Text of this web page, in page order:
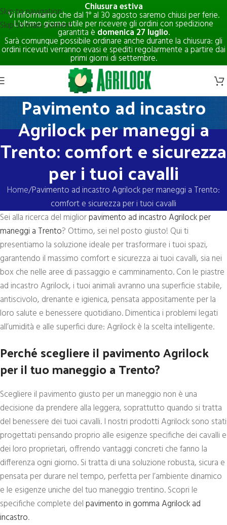
Chiusura estiva
Vi informiamo che dal 1° al 30 agosto saremo chiusi per ferie.
L'ultimo giorno utile per ricevere gli ordini con spedizione
garantita è domenica 27 luglio.
Sarà comunque possibile ordinare anche durante la chiusura: gli
ordini ricevuti verranno evasi e spediti regolarmente a partire dai
primi giorni di settembre.
Skip to navigation
Skip to main content
Pavimento ad incastro
Agrilock per maneggi a
Trento: comfort e sicurezza
per i tuoi cavalli
Home Pavimento ad incastro Agrilock per maneggi a Trento:
comfort e sicurezza per i tuoi cavalli
Sei alla ricerca del migliorpavimento ad incastro Agrilock per
maneggi a Trento? Ottimo, sei nel posto giusto! Qui ti
presentiamo la soluzione ideale per trasformare i tuoi spazi,
garantendo il massimo comfort e sicurezza ai tuoi cavalli, sia nei
box che nelle aree di passaggio e camminamento. Con le piastre
ad incastro Agrilock, i tuoi animali avranno una superficie stabile,
antiscivolo, drenante e igienica, pensata appositamente per la
loro salute e benessere quotidiano. Dimentica i problemi legati
all’umidità e alle superfici dure: Agrilock è la scelta intelligente.
Perché scegliere il pavimento Agrilock
per il tuo maneggio a Trento?
Scegliere il pavimento giusto per un maneggio non è una
decisione da prendere alla leggera, soprattutto quando si tratta
del benessere dei tuoi cavalli. I nostri prodotti Agrilock sono stati
progettati pensando proprio alle esigenze specifiche dei cavalli e
dei loro proprietari, offrendo vantaggi concreti che fanno la
differenza ogni giorno. Si tratta di una soluzione robusta, sicura e
pensata per durare nel tempo, perfetta per l’ambiente dinamico
e le esigenze uniche del tuo maneggio trentino. Scopri le
specifiche complete delpavimento in gomma Agrilock ad
incastro.